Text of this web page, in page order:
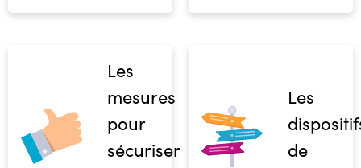
Les
mesures
pour
sécuriser
Les
de